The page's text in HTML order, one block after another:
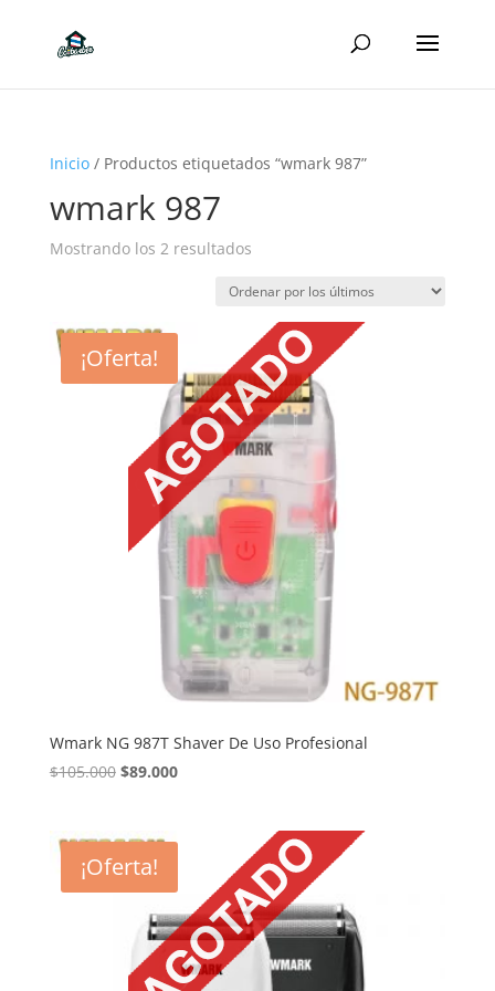
Inicio/ Productos etiquetados “wmark 987”
wmark 987
Mostrando los 2 resultadosOrdenado
los
últimos
¡Oferta!
Wmark NG 987T Shaver De Uso Profesional
$105.000 El
era:
$105.000.
$89.000El
es:
$89.000.
¡Oferta!